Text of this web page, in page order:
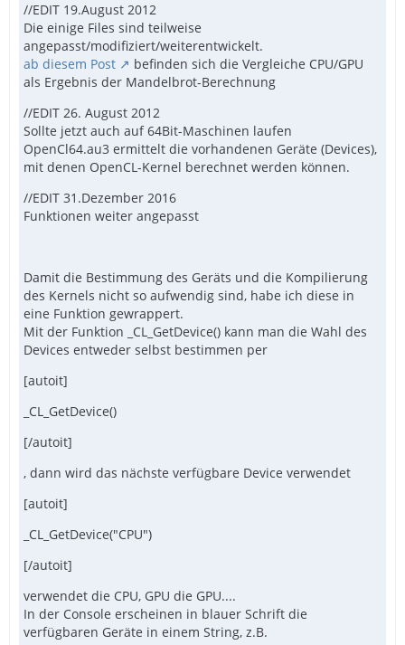
//EDIT 19.August 2012
Die einige Files sind teilweise
angepasst/modifiziert/weiterentwickelt.
ab diesem Post
befinden sich die Vergleiche CPU/GPU
als Ergebnis der Mandelbrot-Berechnung
//EDIT 26. August 2012
Sollte jetzt auch auf 64Bit-Maschinen laufen
OpenCl64.au3 ermittelt die vorhandenen Geräte (Devices),
mit denen OpenCL-Kernel berechnet werden können.
//EDIT 31.Dezember 2016
Funktionen weiter angepasst
Damit die Bestimmung des Geräts und die Kompilierung
des Kernels nicht so aufwendig sind, habe ich diese in
eine Funktion gewrappert.
Mit der Funktion _CL_GetDevice() kann man die Wahl des
Devices entweder selbst bestimmen per
[autoit]
_CL_GetDevice()
[/autoit]
, dann wird das nächste verfügbare Device verwendet
[autoit]
_CL_GetDevice("CPU")
[/autoit]
verwendet die CPU, GPU die GPU....
In der Console erscheinen in blauer Schrift die
verfügbaren Geräte in einem String, z.B.